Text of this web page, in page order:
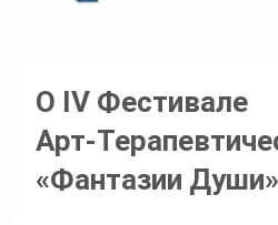
О IV Фестивале
«Фантазии Души»